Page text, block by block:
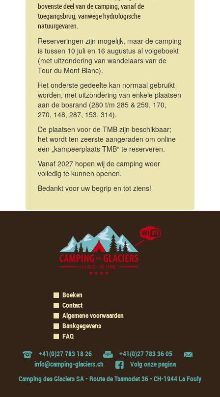
bovenste deel van de camping, vanaf de
toegangsbrug, vanwege hydrologische
natuurgevaren.
Reserveringen zijn mogelijk, maar de camping
is tussen 10 juli en 16 augustus al volgeboekt
(met uitzondering van wandelaars van de
Tour du Mont Blanc).
Het onderste gedeelte kan normaal gebruikt
worden, met uitzondering van enkele plaatsen
aan de bosrand (280 t/m 285 & 259, 170,
270, 148, 287, 153, 314).
De plaatsen voor de TMB zijn beschikbaar;
het wordt ten zeerste aangeraden om online
een „kampeerplaats TMB“ te reserveren.
Vanaf 2027 hopen wij de camping weer
volledig te kunnen openen.
Bedankt voor uw begrip en tot ziens!
Boeken
Contact
Algemene voorwaarden
Bankgegevens
FAQ
+41(0)27 783 18 26
+41(0)27 783 36 05
info@camping-glaciers.ch
Volg onze pagina
Camping des Glaciers SA - Route de Tsamodet 36 - CH-1944 La Fouly